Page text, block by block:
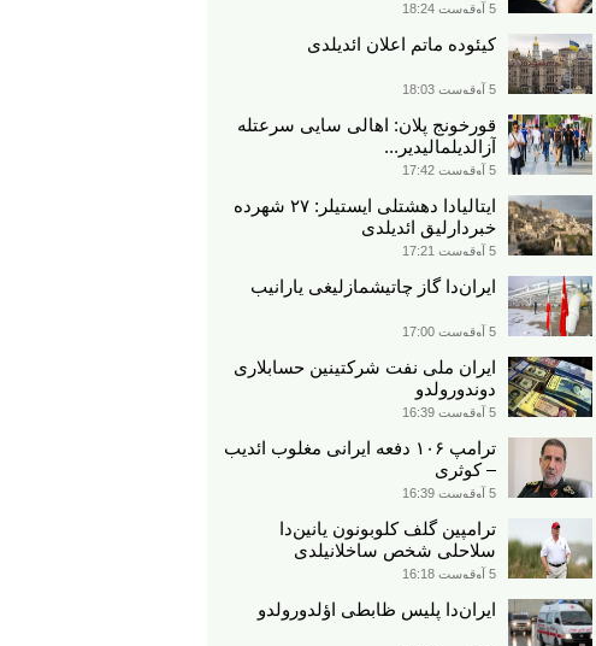
5 آوقوست 18:24
کیئوده ماتم اعلان ائدیلدی
5 آوقوست 18:03
قورخونج پلان: اهالی سایی سرعتله
آزالدیلمالیدیر...
5 آوقوست 17:42
ایتالیادا دهشتلی ایستیلر: ۲۷ شهرده
خبردارلیق ائدیلدی
5 آوقوست 17:21
ایران‌دا گاز چاتیشمازلیغی یارانیب
5 آوقوست 17:00
ایران ملی نفت شرکتینین حسابلاری
دوندورولدو
5 آوقوست 16:39
ترامپ ۱۰۶ دفعه ایرانی مغلوب ائدیب
– کوثری
5 آوقوست 16:39
ترامپین گلف کلوبونون یانین‌دا
سلاحلی شخص ساخلانیلدی
5 آوقوست 16:18
ایران‌دا پلیس ظابطی اؤلدورولدو